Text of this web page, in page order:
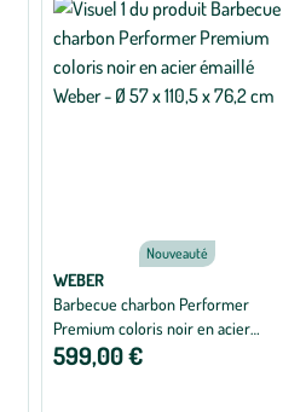
Nouveauté
WEBER
Barbecue charbon Performer
Premium coloris noir en acier
émaillé Weber - Ø 57 x 110,5 x 76,2
599,00 €